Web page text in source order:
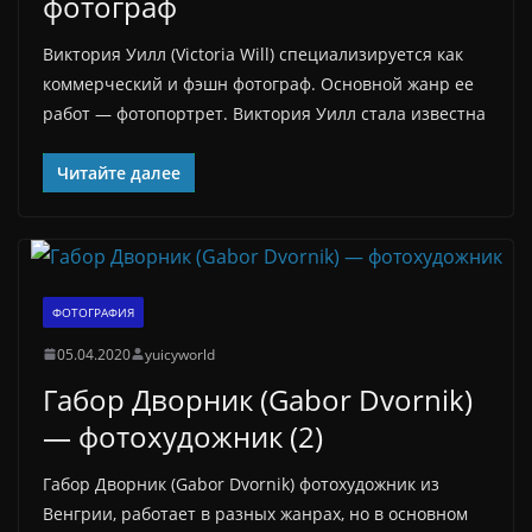
Виктория Уилл (Victoria Will) специализируется как
коммерческий и фэшн фотограф. Основной жанр ее
работ — фотопортрет. Виктория Уилл стала известна
Читайте далее
ФОТОГРАФИЯ
05.04.2020 yuicyworld
Габор Дворник (Gabor Dvornik)
— фотохудожник (2)
Габор Дворник (Gabor Dvornik) фотохудожник из
Венгрии, работает в разных жанрах, но в основном